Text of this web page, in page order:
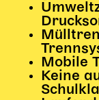
Mobile
Keine